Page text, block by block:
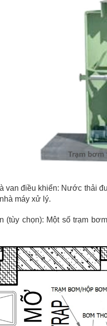
van điều khiển: Nước thải
máy xử lý.
(tùy chọn): Một số trạm